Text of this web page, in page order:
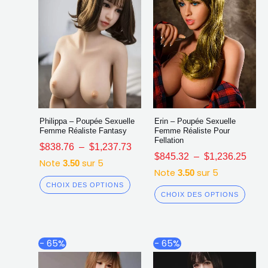
Philippa – Poupée Sexuelle
Femme Réaliste Fantasy
$838.76 – $1,237.73
Note 3.50sur 5
CHOIX DES OPTIONS
sur
la
page
produit
Erin – Poupée Sexuelle
Femme Réaliste Pour
Fellation
$845.32 – $1,236.25
Note 3.50sur 5
CHOIX DES OPTIONS
sur
la
page
du
- 65%
Plage
de
- 65%
de